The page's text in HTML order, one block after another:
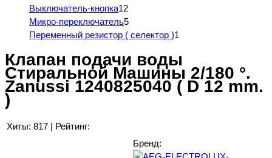
Выключатель-кнопка12
Микро-переключатель5
Переменный резистор ( селектор )1
Клапан подачи воды
Стиральной Машины 2/180 °.
Zanussi 1240825040 ( D 12 mm.
)
Хиты: 817 | Рейтинг:
Бренд: